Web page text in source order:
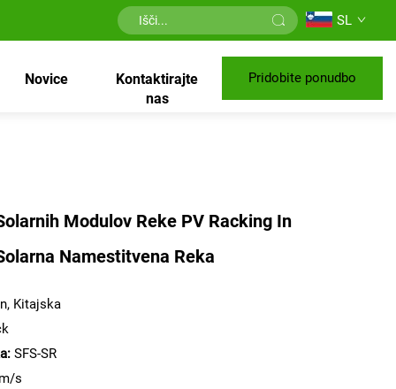
SL
Novice
Kontaktirajte
nas
Pridobite ponudbo
Modulov Reke PV Racking In
Namestitvena Reka
Kitajska
SFS-SR
s